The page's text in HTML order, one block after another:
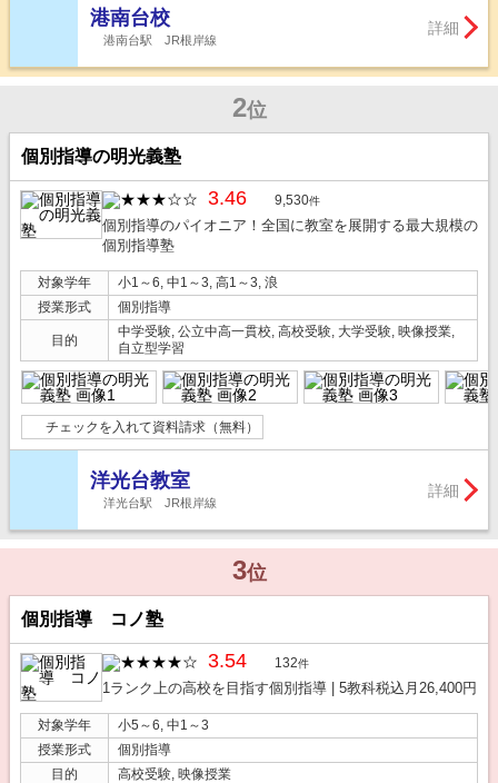
港南台校
港南台駅 JR根岸線
詳細
2位
個別指導の明光義塾
3.46 9,530件
個別指導のパイオニア！全国に教室を展開する最大規模の
個別指導塾
対象学年
小1～6, 中1～3, 高1～3, 浪
授業形式
個別指導
目的
中学受験, 公立中高一貫校, 高校受験, 大学受験, 映像授業,
自立型学習
チェックを入れて資料請求（無料）
洋光台教室
洋光台駅 JR根岸線
詳細
3位
個別指導 コノ塾
3.54 132件
1ランク上の高校を目指す個別指導 | 5教科税込月26,400円
対象学年
小5～6, 中1～3
授業形式
個別指導
目的
高校受験, 映像授業